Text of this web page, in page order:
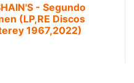
- Segundo
(LP,RE Discos
1967,2022)